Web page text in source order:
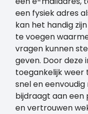
een fysiek adres
kan het handig
te voegen
vragen kunnen
geven. Door deze
toegankelijk weer
snel en
bijdraagt aan een
en vertrouwen